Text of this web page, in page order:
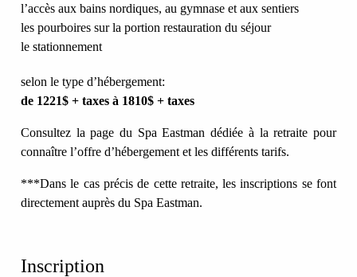
l’accès aux bains nordiques, au gymnase et aux sentiers
les pourboires sur la portion restauration du séjour
le stationnement
selon le type d’hébergement:
de 1221$ + taxes à 1810$ + taxes
Consultez la page du Spa Eastman dédiée à la retraite pour
connaître l’offre d’hébergement et les différents tarifs.
***Dans le cas précis de cette retraite, les inscriptions se font
directement auprès du Spa Eastman.
Inscription